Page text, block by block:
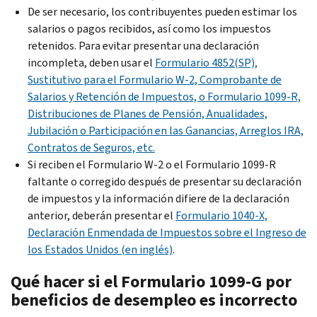
De ser necesario, los contribuyentes pueden estimar los
salarios o pagos recibidos, así como los impuestos
retenidos. Para evitar presentar una declaración
incompleta, deben usar el Formulario 4852(SP),
Sustitutivo para el Formulario W-2, Comprobante de
Salarios y Retención de Impuestos, o Formulario 1099-R,
Distribuciones de Planes de Pensión, Anualidades,
Jubilación o Participación en las Ganancias, Arreglos IRA,
Contratos de Seguros, etc.
Si reciben el Formulario W-2 o el Formulario 1099-R
faltante o corregido después de presentar su declaración
de impuestos y la información difiere de la declaración
anterior, deberán presentar el Formulario 1040-X,
Declaración Enmendada de Impuestos sobre el Ingreso de
los Estados Unidos (en inglés).
Qué hacer si el Formulario 1099-G por
beneficios de desempleo es incorrecto